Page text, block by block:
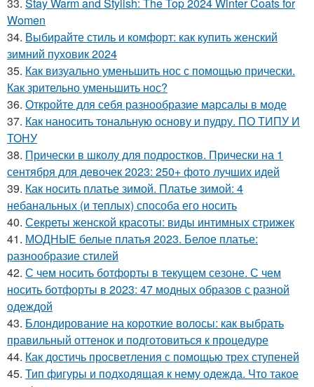
Women
34. Выбирайте стиль и комфорт: как купить женский
зимний пуховик 2024
35. Как визуально уменьшить нос с помощью прически.
Как зрительно уменьшить нос?
36. Откройте для себя разнообразие марсалы в моде
37. Как наносить тональную основу и пудру. ПО ТИПУ И
ТОНУ
38. Прически в школу для подростков. Прически на 1
сентября для девочек 2023: 250+ фото лучших идей
39. Как носить платье зимой. Платье зимой: 4
небанальных (и теплых) способа его носить
40. Секреты женской красоты: виды интимных стрижек
41. МОДНЫЕ белые платья 2023. Белое платье:
разнообразие стилей
42. С чем носить ботфорты в текущем сезоне. С чем
носить ботфорты в 2023: 47 модных образов с разной
одеждой
43. Блондирование на короткие волосы: как выбрать
правильный оттенок и подготовиться к процедуре
44. Как достичь просветления с помощью трех ступеней
45. Тип фигуры и подходящая к нему одежда. Что такое